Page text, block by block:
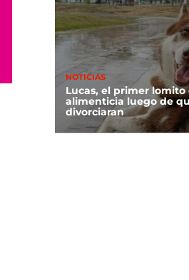
¿Quién es Ángel Aguirre y
por qué lo relacionan con el
caso Ayotzinapa?
NOTICIAS
Lucas, el primer
alimenticia luego de
divorciaran